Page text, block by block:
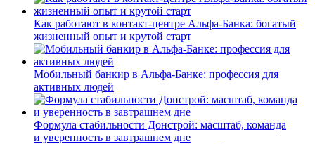
Как работают в контакт-центре Альфа-Банка: богатый
жизненный опыт и крутой старт
Мобильный банкир в Альфа-Банке: профессия для
активных людей
Формула стабильности Донстрой: масштаб, команда
и уверенность в завтрашнем дне